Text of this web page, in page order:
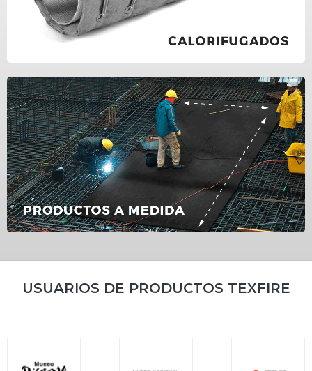
USUARIOS DE PRODUCTOS TEXFIRE